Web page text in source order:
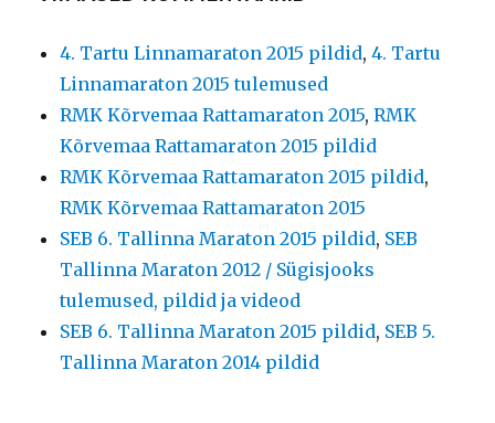
4. Tartu Linnamaraton 2015 pildid,4. Tartu
Linnamaraton 2015 tulemused
RMK Kõrvemaa Rattamaraton 2015,RMK
Kõrvemaa Rattamaraton 2015 pildid
RMK Kõrvemaa Rattamaraton 2015 pildid,
RMK Kõrvemaa Rattamaraton 2015
SEB 6. Tallinna Maraton 2015 pildid, SEB
Tallinna Maraton 2012 / Sügisjooks
tulemused, pildid ja videod
SEB 6. Tallinna Maraton 2015 pildid, SEB 5.
Tallinna Maraton 2014 pildid